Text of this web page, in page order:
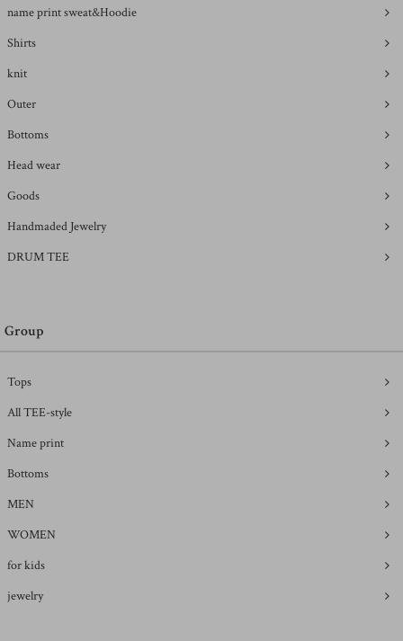
name print sweat&Hoodie
Shirts
knit
Outer
Bottoms
Head wear
Goods
Handmaded Jewelry
DRUM TEE
Group
Tops
All TEE-style
Name print
Bottoms
MEN
WOMEN
for kids
jewelry